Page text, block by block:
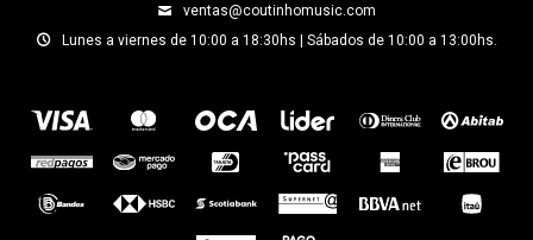
ventas@coutinhomusic.com
Lunes a viernes de 10:00 a 18:30hs | Sábados de 10:00 a 13:00hs.